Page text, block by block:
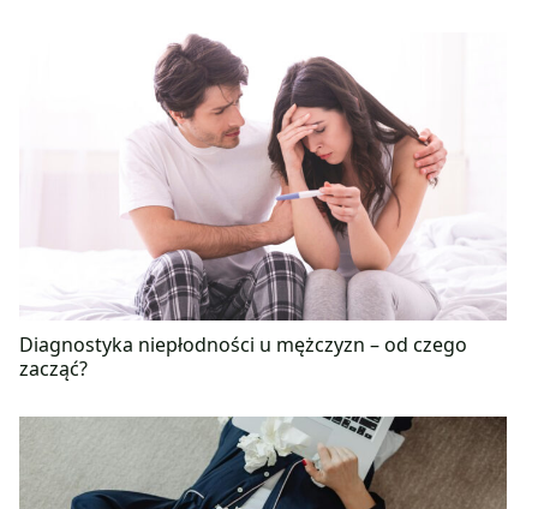
Diagnostyka niepłodności u mężczyzn – od czego
zacząć?